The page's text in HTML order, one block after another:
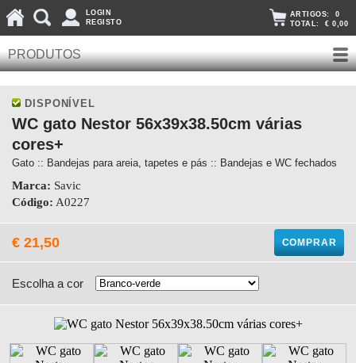
LOGIN
REGISTO
ARTIGOS: 0
TOTAL: € 0,00
PRODUTOS
DISPONÍVEL
WC gato Nestor 56x39x38.50cm várias
cores+
Gato :: Bandejas para areia, tapetes e pás :: Bandejas e WC fechados
Marca: Savic
Código: A0227
€ 21,50 COMPRAR
Escolha a cor